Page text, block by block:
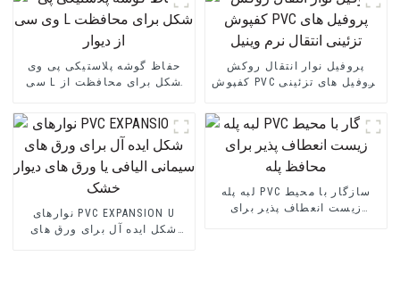
حفاظ گوشه پلاستیکی پی وی
سی L شکل برای محافظت از
پروفیل نوار انتقال روکش
کفپوش PVC پروفیل های تزئینی
نوارهای PVC EXPANSION U
شکل ایده آل برای ورق های
لبه پله PVC سازگار با محیط
زیست انعطاف پذیر برای